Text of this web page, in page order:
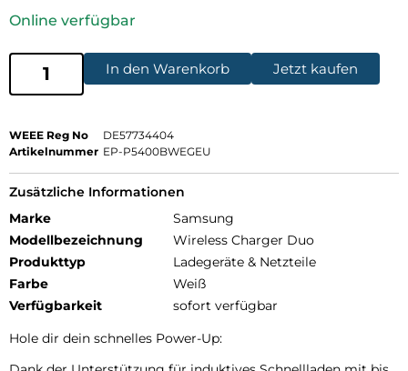
Online verfügbar
In den Warenkorb Jetzt kaufen
WEEE Reg No
DE57734404
Artikelnummer EP-P5400BWEGEU
Zusätzliche Informationen
Marke
Samsung
Modellbezeichnung
Wireless Charger Duo
Produkttyp
Ladegeräte & Netzteile
Farbe
Weiß
Verfügbarkeit
sofort verfügbar
Hole dir dein schnelles Power-Up: